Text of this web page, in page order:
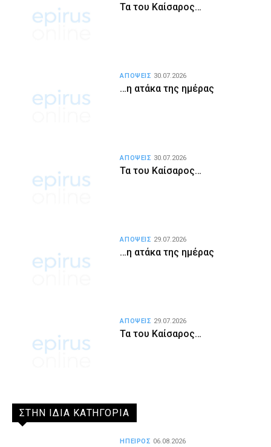
Τα του Καίσαρος…
…η ατάκα της ημέρας
ΑΠΟΨΕΙΣ 30.07.2026
Τα του Καίσαρος…
ΑΠΟΨΕΙΣ 30.07.2026
…η ατάκα της ημέρας
ΑΠΟΨΕΙΣ 29.07.2026
Τα του Καίσαρος…
ΑΠΟΨΕΙΣ 29.07.2026
ΣΤΗΝ ΙΔΙΑ ΚΑΤΗΓΟΡΙΑ
ΗΠΕΙΡΟΣ 06.08.2026